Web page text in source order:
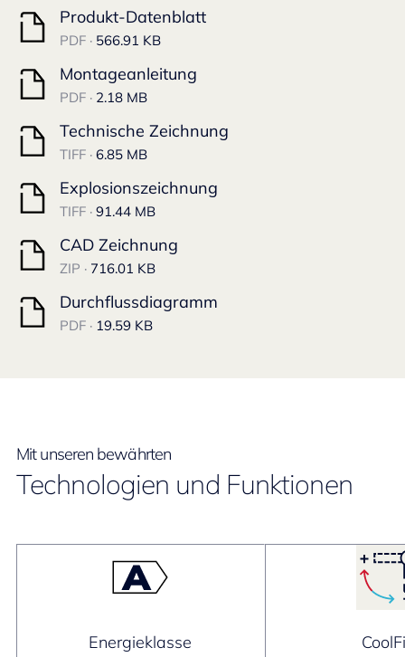
Produkt-Datenblatt
PDF · 566.91 KB
Montageanleitung
PDF · 2.18 MB
Technische Zeichnung
TIFF · 6.85 MB
Explosionszeichnung
TIFF · 91.44 MB
CAD Zeichnung
ZIP · 716.01 KB
Durchflussdiagramm
PDF · 19.59 KB
Mit unseren bewährten
Technologien und Funktionen
Energieklasse